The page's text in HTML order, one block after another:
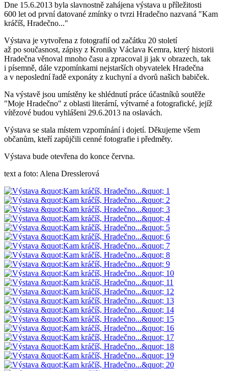
Dne 15.6.2013 byla slavnostně zahájena výstava u příležitosti
600 let od první datované zmínky o tvrzi Hradečno nazvaná "Kam
kráčíš, Hradečno..."
Výstava je vytvořena z fotografií od začátku 20 století
až po současnost, zápisy z Kroniky Václava Kemra, který historii
Hradečna věnoval mnoho času a zpracoval ji jak v obrazech, tak
i písemně, dále vzpomínkami nejstarších obyvatelek Hradečna
a v neposlední řadě exponáty z kuchyní a dvorů našich babiček.
Na výstavě jsou umístěny ke shlédnutí práce účastníků soutěže
"Moje Hradečno" z oblasti literární, výtvarné a fotografické, jejíž
vítězové budou vyhlášeni 29.6.2013 na oslavách.
Výstava se stala místem vzpomínání i dojetí. Děkujeme všem
občanům, kteří zapůjčili cenné fotografie i předměty.
Výstava bude otevřena do konce června.
text a foto: Alena Dresslerová